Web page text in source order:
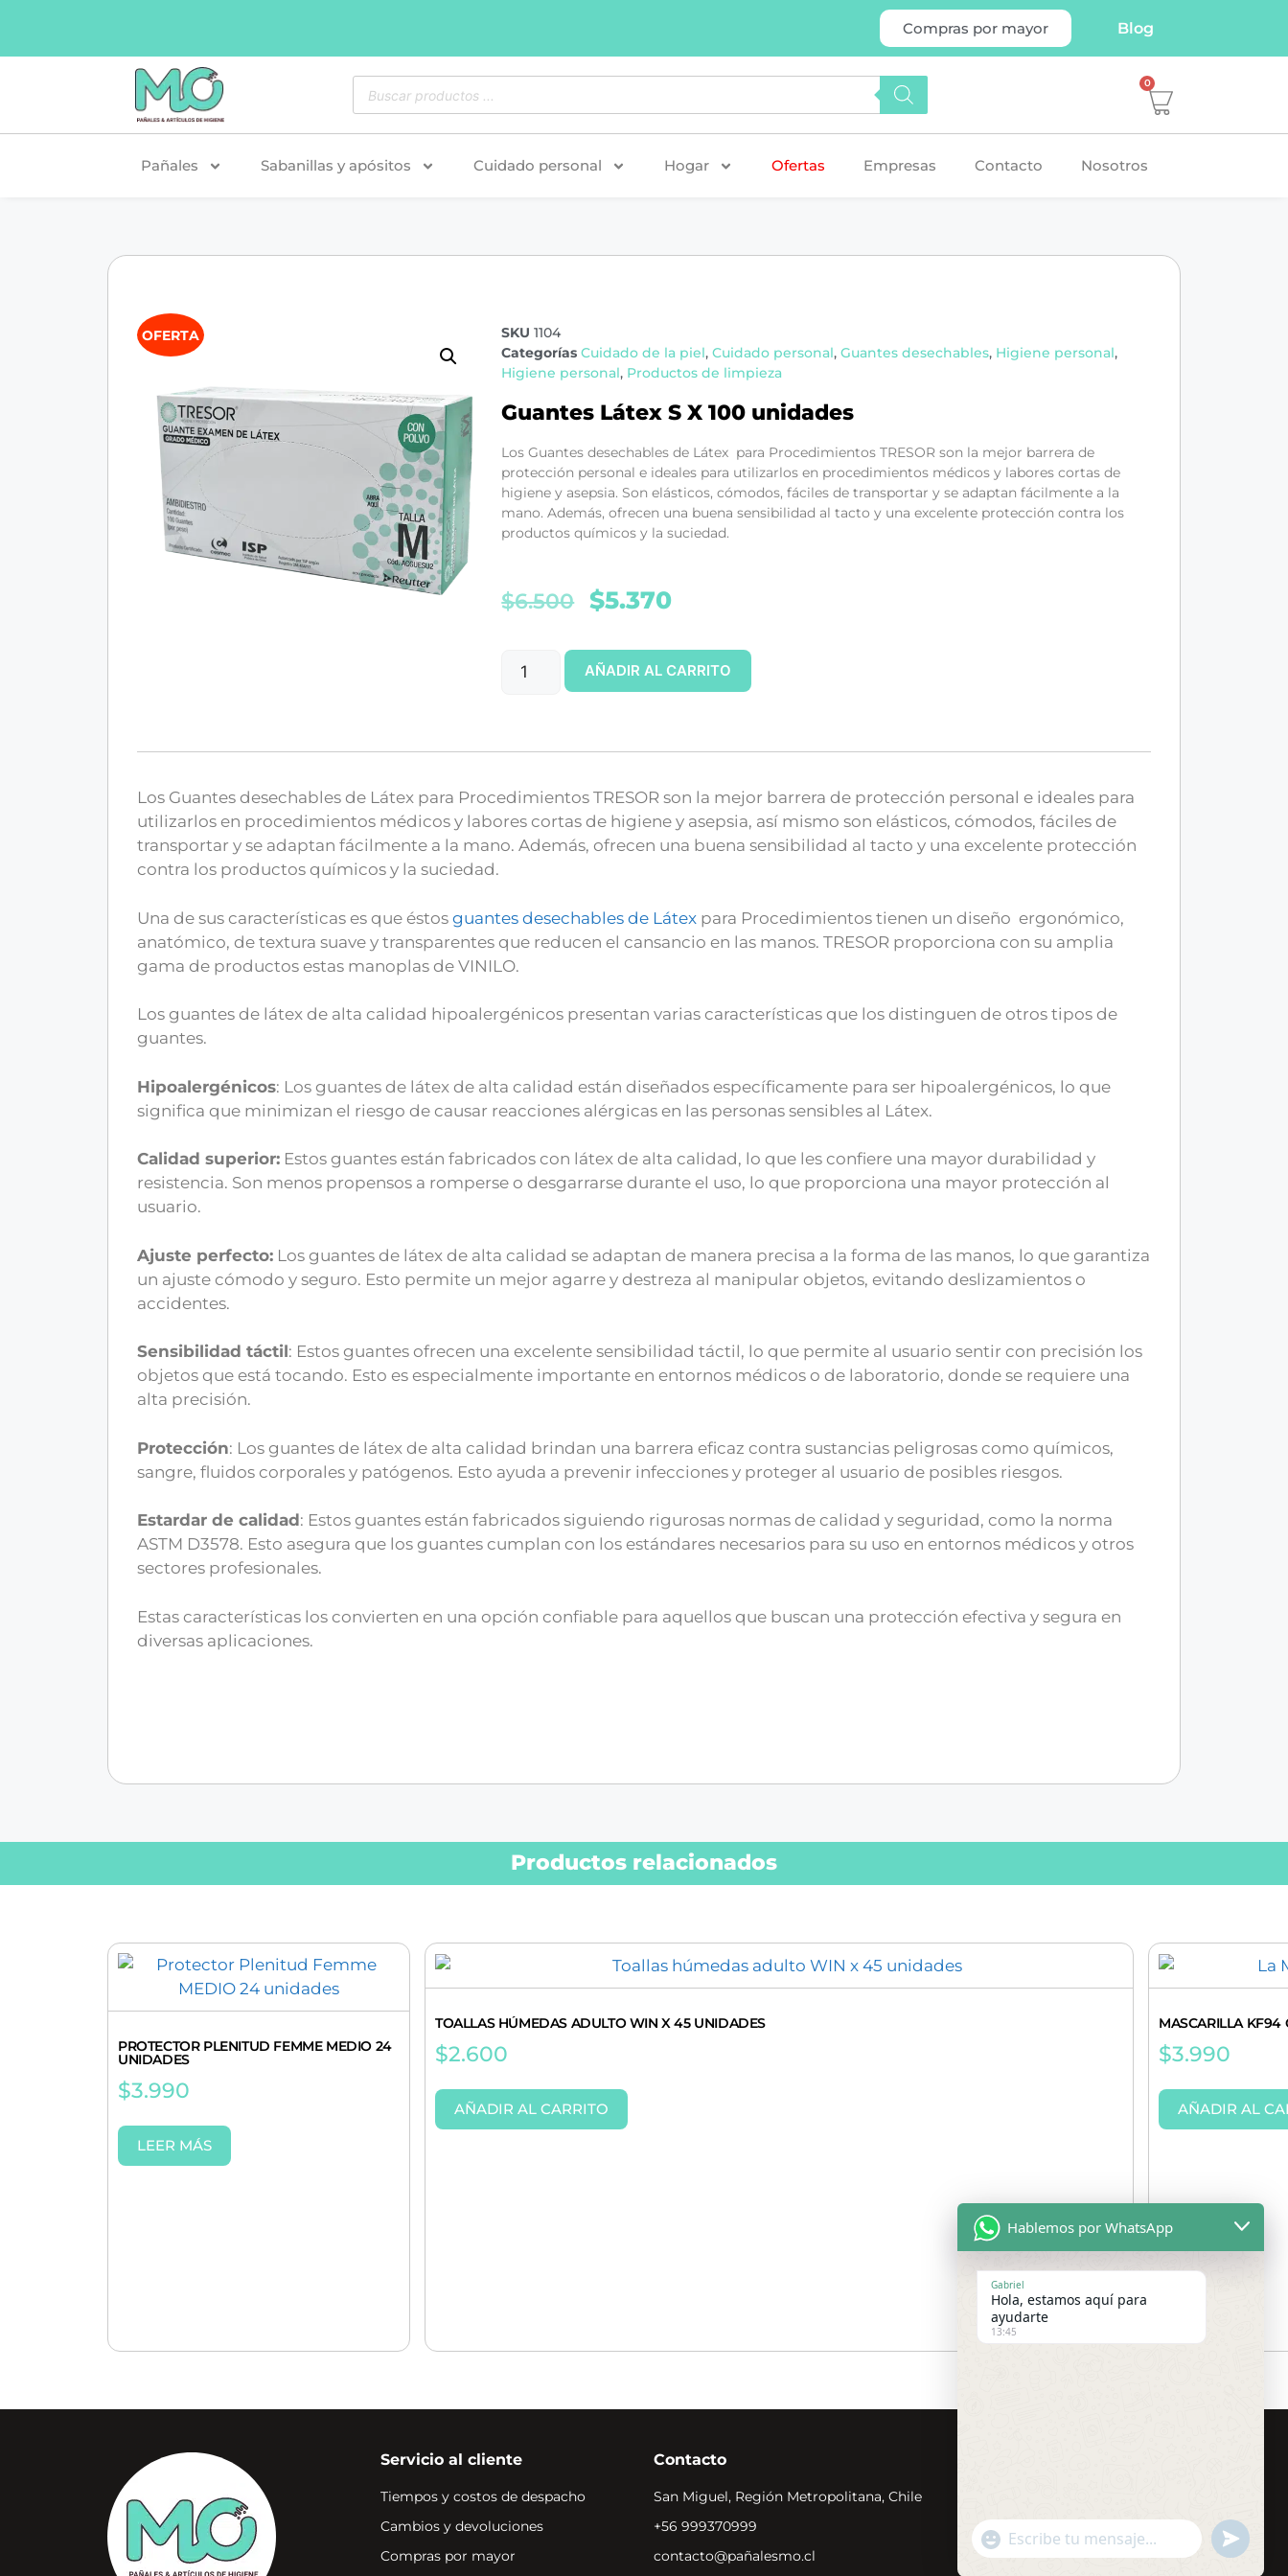
Compras por mayor Blog
0
Pañales Sabanillas y apósitos Cuidado personal Hogar Ofertas Empresas Contacto Nosotros
OFERTA SKU1104
Categorías Cuidado de la piel,Cuidado personal,Guantes desechables, Higiene personal,
Higiene personal, Productos de limpieza
Guantes Látex S X 100 unidades
Los Guantes desechables de Látex para Procedimientos TRESOR son la mejor barrera de
protección personal e ideales para utilizarlos en procedimientos médicos y labores cortas de
higiene y asepsia. Son elásticos, cómodos, fáciles de transportar y se adaptan fácilmente a la
mano. Además, ofrecen una buena sensibilidad al tacto y una excelente protección contra los
productos químicos y la suciedad.
$6.500 $5.370
AÑADIR AL CARRITO
Los Guantes desechables de Látex para Procedimientos TRESOR son la mejor barrera de protección personal e ideales para
utilizarlos en procedimientos médicos y labores cortas de higiene y asepsia, así mismo son elásticos, cómodos, fáciles de
transportar y se adaptan fácilmente a la mano. Además, ofrecen una buena sensibilidad al tacto y una excelente protección
contra los productos químicos y la suciedad.
Una de sus características es que éstos guantes desechables de Látex para Procedimientos tienen un diseño ergonómico,
anatómico, de textura suave y transparentes que reducen el cansancio en las manos. TRESOR proporciona con su amplia
gama de productos estas manoplas de VINILO.
Los guantes de látex de alta calidad hipoalergénicos presentan varias características que los distinguen de otros tipos de
guantes.
Hipoalergénicos: Los guantes de látex de alta calidad están diseñados específicamente para ser hipoalergénicos, lo que
significa que minimizan el riesgo de causar reacciones alérgicas en las personas sensibles al Látex.
Calidad superior: Estos guantes están fabricados con látex de alta calidad, lo que les confiere una mayor durabilidad y
resistencia. Son menos propensos a romperse o desgarrarse durante el uso, lo que proporciona una mayor protección al
usuario.
Ajuste perfecto: Los guantes de látex de alta calidad se adaptan de manera precisa a la forma de las manos, lo que garantiza
un ajuste cómodo y seguro. Esto permite un mejor agarre y destreza al manipular objetos, evitando deslizamientos o
accidentes.
Sensibilidad táctil: Estos guantes ofrecen una excelente sensibilidad táctil, lo que permite al usuario sentir con precisión los
objetos que está tocando. Esto es especialmente importante en entornos médicos o de laboratorio, donde se requiere una
alta precisión.
Protección: Los guantes de látex de alta calidad brindan una barrera eficaz contra sustancias peligrosas como químicos,
sangre, fluidos corporales y patógenos. Esto ayuda a prevenir infecciones y proteger al usuario de posibles riesgos.
Estardar de calidad: Estos guantes están fabricados siguiendo rigurosas normas de calidad y seguridad, como la norma
ASTM D3578. Esto asegura que los guantes cumplan con los estándares necesarios para su uso en entornos médicos y otros
sectores profesionales.
Estas características los convierten en una opción confiable para aquellos que buscan una protección efectiva y segura en
diversas aplicaciones.
Productos relacionados
PROTECTOR PLENITUD FEMME MEDIO 24
UNIDADES
$3.990
LEER MÁS
TOALLAS HÚMEDAS ADULTO WIN X 45 UNIDADES
$2.600
AÑADIR AL CARRITO
MASCARILLA KF94
$3.990
AÑADIR AL
Servicio al cliente
Tiempos y costos de despacho
Cambios y devoluciones
Compras por mayor
Contacto
San Miguel, Región Metropolitana, Chile
+56 999370999
contacto@pañalesmo.cl
Hablemos por WhatsApp
Gabriel
Hola, estamos aquí para
ayudarte
13:45
"+chaty_settings.lang.emoji_picker+"
WhatsApp